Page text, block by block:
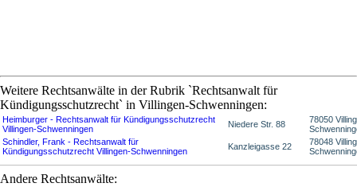
Weitere Rechtsanwälte in der Rubrik `Rechtsanwalt für
Kündigungsschutzrecht` in Villingen-Schwenningen:
Heimburger - Rechtsanwalt für Kündigungsschutzrecht
Villingen-Schwenningen
Niedere Str. 88
78050
Schindler, Frank - Rechtsanwalt für
Kündigungsschutzrecht Villingen-Schwenningen
Kanzleigasse 22
78048
Andere Rechtsanwälte: